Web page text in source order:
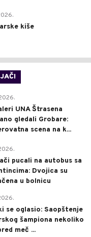
kiše
UNA Štrasena
gledali Grobare:
scena na k...
pucali na autobus sa
Dvojica su
u bolnicu
se oglasio: Saopštenje
šampiona nekoliko
meč ...